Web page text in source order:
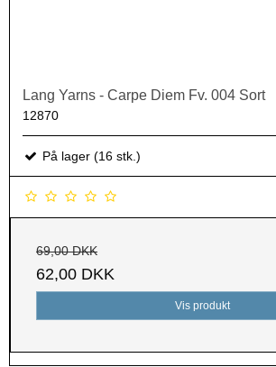
Lang Yarns - Carpe Diem Fv. 004 Sort
12870
På lager (16 stk.)
69,00 DKK
62,00 DKK
Vis produkt